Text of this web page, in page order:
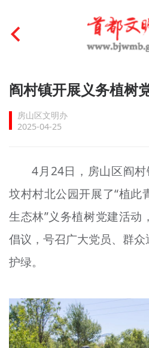
首页
文明创建
文明培育
未成年人思想道德建设
榜样人物
身边好人
北京宣传文化引导基金
宣传思想文化人才
阎村镇开展义务植树
房山区文明办
2025-04-25
4月24日，房山区阎
坟村村北公园开展了“植此
生态林”义务植树党建活动
倡议，号召广大党员、群
护绿。